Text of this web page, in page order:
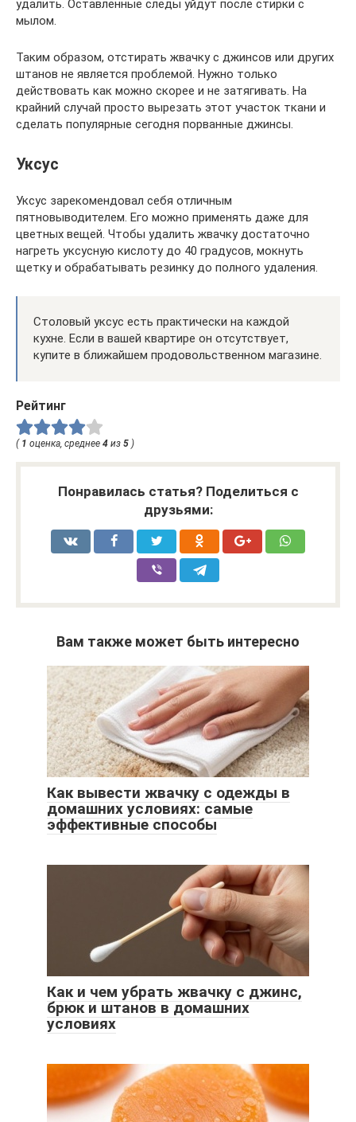
удалить. Оставленные следы уйдут после стирки с
мылом.
Таким образом, отстирать жвачку с джинсов или других
штанов не является проблемой. Нужно только
действовать как можно скорее и не затягивать. На
крайний случай просто вырезать этот участок ткани и
сделать популярные сегодня порванные джинсы.
Уксус
Уксус зарекомендовал себя отличным
пятновыводителем. Его можно применять даже для
цветных вещей. Чтобы удалить жвачку достаточно
нагреть уксусную кислоту до 40 градусов, мокнуть
щетку и обрабатывать резинку до полного удаления.
Столовый уксус есть практически на каждой
кухне. Если в вашей квартире он отсутствует,
купите в ближайшем продовольственном магазине.
Рейтинг
( 1 оценка, среднее 4 из 5 )
Понравилась статья? Поделиться с
друзьями:
Вам также может быть интересно
Как вывести жвачку с одежды в
домашних условиях: самые
эффективные способы
Как и чем убрать жвачку с джинс,
брюк и штанов в домашних
условиях